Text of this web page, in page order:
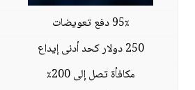
95٪ دفع تعويضات
250 دولار كحد أدنى إيداع
مكافأة تصل إلى 200٪